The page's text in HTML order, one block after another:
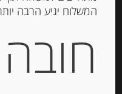
קטגוריות: דגים
תגיות:
אנשובי סרדינים
המשלוח יגיע הרבה